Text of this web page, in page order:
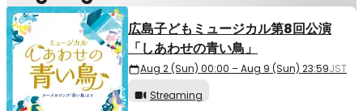
広島子どもミュージカル第8回公演
「しあわせの青い鳥」
Aug 2 (Sun) 00:00 – Aug 9 (Sun) 23:59JST
Streaming